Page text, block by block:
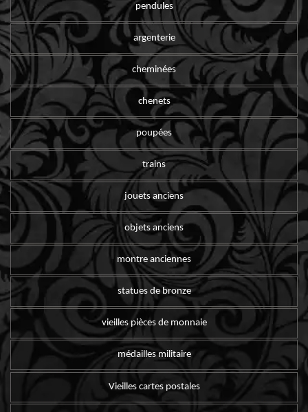
pendules
argenterie
cheminées
chenets
poupées
trains
jouets anciens
objets anciens
montre anciennes
statues de bronze
vieilles pièces de monnaie
médailles militaire
Vieilles cartes postales